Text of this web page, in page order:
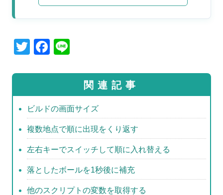
T
tt
er
F
c
e
b
o
o
k
e 関連記事
ビルドの画面サイズ
複数地点で順に出現をくり返す
左右キーでスイッチして順に入れ替える
落としたボールを1秒後に補充
他のスクリプトの変数を取得する